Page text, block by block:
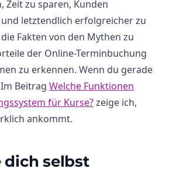
Zeit zu sparen, Kunden
letztendlich erfolgreicher zu
Fakten von den Mythen zu
der Online-Terminbuchung
zu erkennen. Wenn du gerade
Beitrag Welche Funktionen
für Kurse?zeige ich,
ankommt.
dich selbst